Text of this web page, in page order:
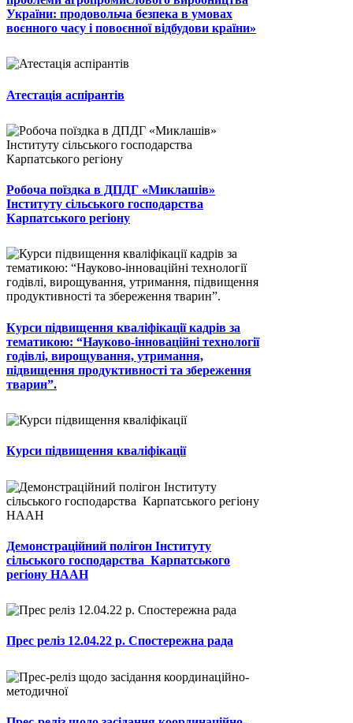
України: продовольча безпека в умовах
воєнного часу і повоєнної відбудови країни»
Атестація аспірантів
Робоча поїздка в ДПДГ «Миклашів»
Інституту сільського господарства
Карпатського регіону
Курси підвищення кваліфікації кадрів за
тематикою: “Науково-інноваційні технології
годівлі, вирощування, утримання,
підвищення продуктивності та збереження
тварин”.
Курси підвищення кваліфікації
Демонстраційний полігон Інституту
сільського господарства Карпатського
регіону НААН
Прес реліз 12.04.22 р. Спостережна рада